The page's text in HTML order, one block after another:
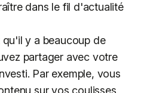
dans le fil d'actualité
qu'il y a beaucoup de
partager avec votre
Par exemple, vous
sur vos coulisses